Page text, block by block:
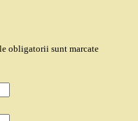
obligatorii sunt marcate